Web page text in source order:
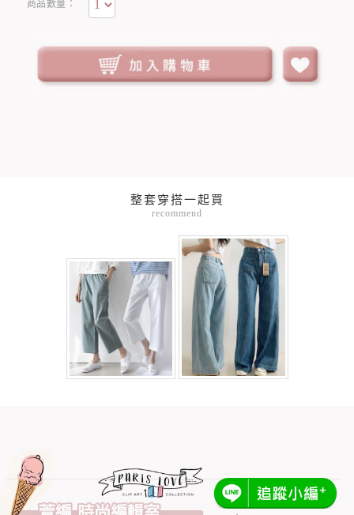
商品數量：
整套穿搭一起買
recommend